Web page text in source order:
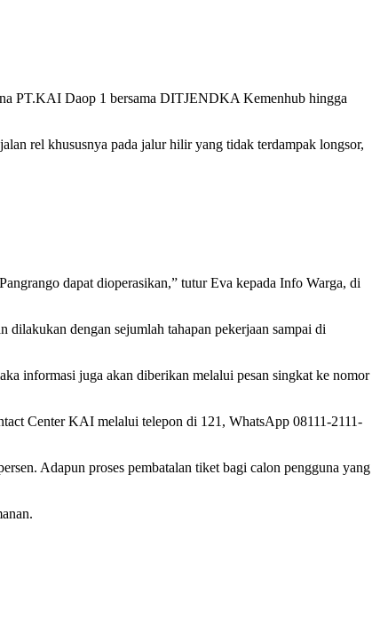
PT.KAI Daop 1 bersama DITJENDKA Kemenhub hingga
rel khususnya pada jalur hilir yang tidak terdampak longsor,
dapat dioperasikan,” tutur Eva kepada Info Warga, di
dengan sejumlah tahapan pekerjaan sampai di
informasi juga akan diberikan melalui pesan singkat ke nomor
Center KAI melalui telepon di 121, WhatsApp 08111-2111-
Adapun proses pembatalan tiket bagi calon pengguna yang